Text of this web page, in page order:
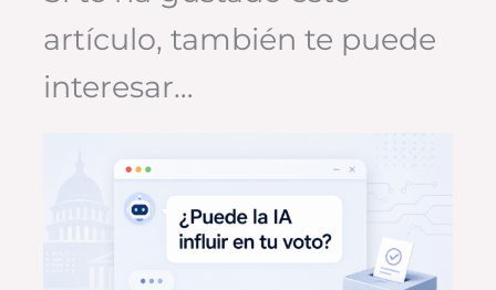
artículo, también te puede
interesar…